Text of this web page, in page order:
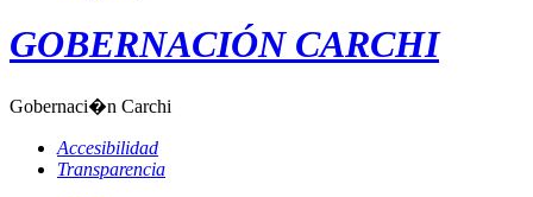
GOBERNACIÓN CARCHI
Gobernaci�n Carchi
Accesibilidad
Transparencia